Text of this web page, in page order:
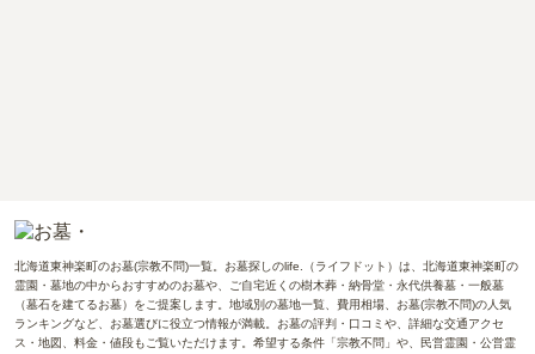
北海道東神楽町のお墓(宗教不問)一覧。お墓探しのlife.（ライフドット）は、北海道東神楽町の
霊園・墓地の中からおすすめのお墓や、ご自宅近くの樹木葬・納骨堂・永代供養墓・一般墓
（墓石を建てるお墓）をご提案します。地域別の墓地一覧、費用相場、お墓(宗教不問)の人気
ランキングなど、お墓選びに役立つ情報が満載。お墓の評判・口コミや、詳細な交通アクセ
ス・地図、料金・値段もご覧いただけます。希望する条件「宗教不問」や、民営霊園・公営霊